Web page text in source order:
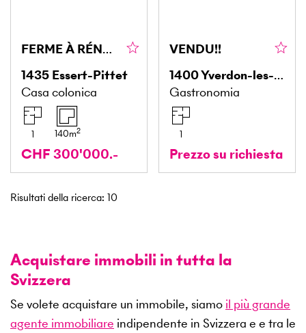
FERME À RÉNOVER
1435 Essert-Pittet
Casa colonica
1 140m2
CHF 300'000.-
VENDU!!
1400Yverdon-les-Bains
Gastronomia
1
Prezzo su richiesta
Risultati della ricerca: 10
Acquistare immobili in tutta la
Svizzera
Se volete acquistare un immobile, siamo il più grande
agente immobiliare indipendente in Svizzera e e tra le